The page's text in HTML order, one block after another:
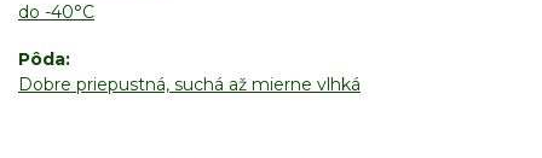
do -40°C
Pôda
Dobre priepustná, suchá až mierne vlhká